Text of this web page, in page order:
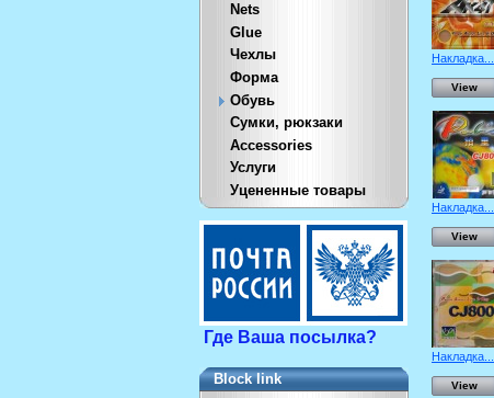
Nets
Glue
Чехлы
Форма
Обувь
Сумки, рюкзаки
Accessories
Услуги
Уцененные товары
Где Ваша посылка?
Block link
Накладка...
View
Накладка...
View
Накладка...
View